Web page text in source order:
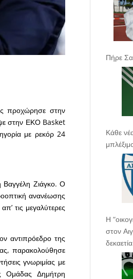
προχώρησε στην
στην ΕΚΟ Basket
με ρεκόρ 24
Βαγγέλη Ζιάγκο. Ο
ανανέωσης
τις μεγαλύτερες
αντιπρόεδρο της
παρακολούθησε
γνωριμίας με
Ομάδας Δημήτρη
Πήρε
Κάθε
Η
στον